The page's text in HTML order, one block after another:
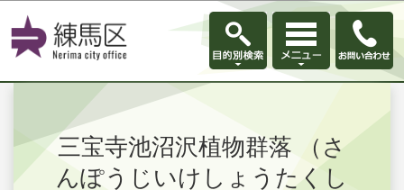
このページの本文へ移動
三宝寺池沼沢植物群落 （さ
んぽうじいけしょうたくし